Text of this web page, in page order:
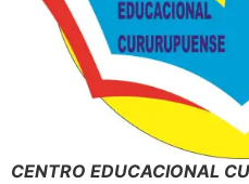
CENTRO EDUCACIONAL